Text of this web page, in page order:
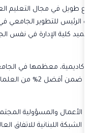
باع طويل في مجال التعليم
الرئيس للتطوير الجامعي في
وعميد كلية الإدارة في نفس
وقد نالت العديد من
الأعمال والمسؤولية
الشبكة اللبنانية للاتفاق